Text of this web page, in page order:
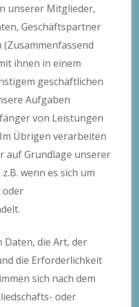
unserer Mitglieder,
Geschäftspartner
ihnen in einem
geschäftlichen
Aufgaben
von Leistungen
Übrigen verarbeiten
auf Grundlage unserer
wenn es sich um
oder
die Art, der
die Erforderlichkeit
sich nach dem
oder